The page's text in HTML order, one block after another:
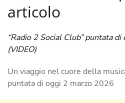
articolo
“Radio 2 Social Club” puntata
(VIDEO)
Un viaggio nel cuore della
puntata di oggi 2 marzo 2026